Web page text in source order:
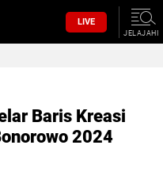
LIVE
JELAJAHI
Baris Kreasi
2024